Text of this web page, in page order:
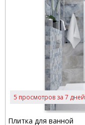
5 просмотров за 7 дней
Плитка для ванной